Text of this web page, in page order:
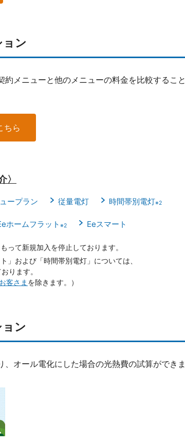
ン
メニューと他のメニューの料金を比較すること
ちら
〉
ープラン 従量電灯 時間帯別電灯※2
ホームフラット ※2 Eeスマート
って新規加入を停止しております。
」および「時間帯別電灯」については、
ります。
客さま を除きます。）
ン
オール電化にした場合の光熱費の試算ができま